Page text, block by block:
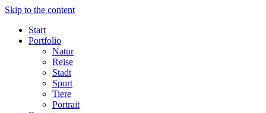
Skip to the content
Start
Portfolio
Natur
Reise
Stadt
Sport
Tiere
Portrait